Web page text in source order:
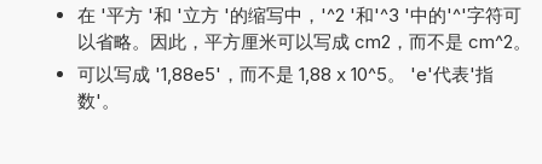
在 '平方 '和 '立方 '的缩写中，'^2 '和'^3 '中的'^'字符可
以省略。因此，平方厘米可以写成 cm2，而不是 cm^2。
可以写成 '1,88e5'，而不是 1,88 x 10^5。 'e'代表'指
数'。